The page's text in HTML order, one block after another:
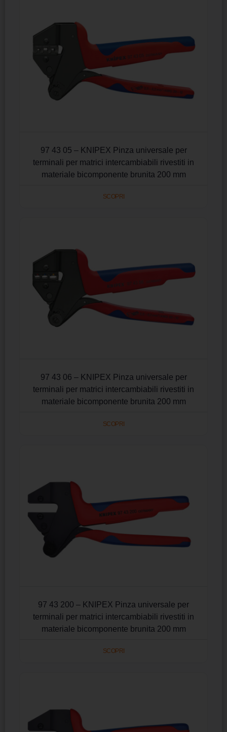
97 43 05 – KNIPEX Pinza universale per
terminali per matrici intercambiabili rivestiti in
materiale bicomponente brunita 200 mm
SCOPRI
97 43 06 – KNIPEX Pinza universale per
terminali per matrici intercambiabili rivestiti in
materiale bicomponente brunita 200 mm
SCOPRI
97 43 200 – KNIPEX Pinza universale per
terminali per matrici intercambiabili rivestiti in
materiale bicomponente brunita 200 mm
SCOPRI